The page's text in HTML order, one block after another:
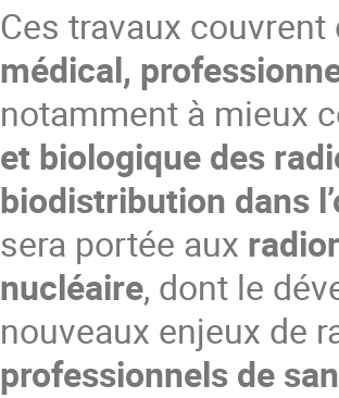
Ces travaux
médical,
notamment à mieux
et biologique des
biodistribution dans
sera portée aux
nucléaire, dont le
nouveaux enjeux de
professionnels de